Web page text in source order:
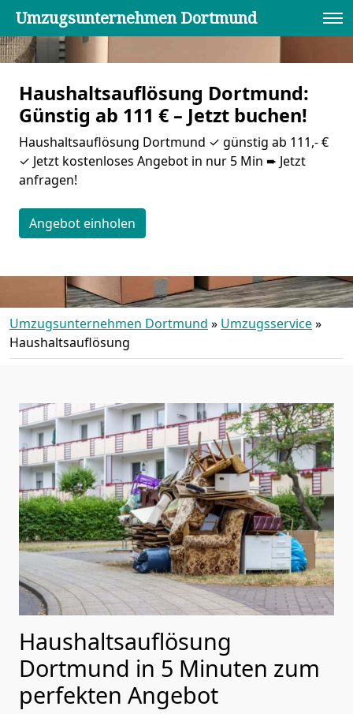
Umzugsunternehmen Dortmund
Haushaltsauflösung Dortmund:
Günstig ab 111 € – Jetzt buchen!
Haushaltsauflösung Dortmund ✓ günstig ab 111,- €
✓ Jetzt kostenloses Angebot in nur 5 Min ➨ Jetzt
anfragen!
Angebot einholen
Umzugsunternehmen Dortmund » Umzugsservice»
Haushaltsauflösung
Haushaltsauflösung
Dortmund in 5 Minuten zum
perfekten Angebot